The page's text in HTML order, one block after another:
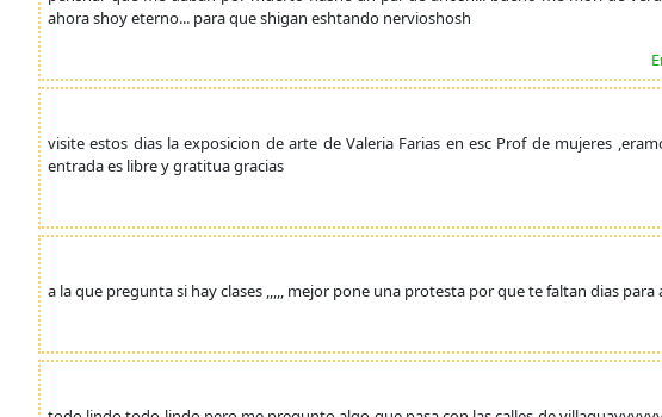
ahora shoy eterno... para que shigan eshtando nervioshosh
visite estos dias la exposicion de arte de Valeria Farias en esc Prof de mujeres
entrada es libre y gratitua gracias
a la que pregunta si hay clases ,,,,, mejor pone una protesta por que te faltan dias